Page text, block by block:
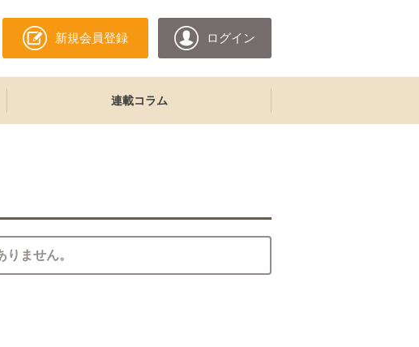
新規会員登録 ログイン
連載コラム
りません。